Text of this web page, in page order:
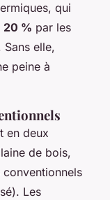
qui
20 % par les
Sans elle,
peine à
en deux
de bois,
Les